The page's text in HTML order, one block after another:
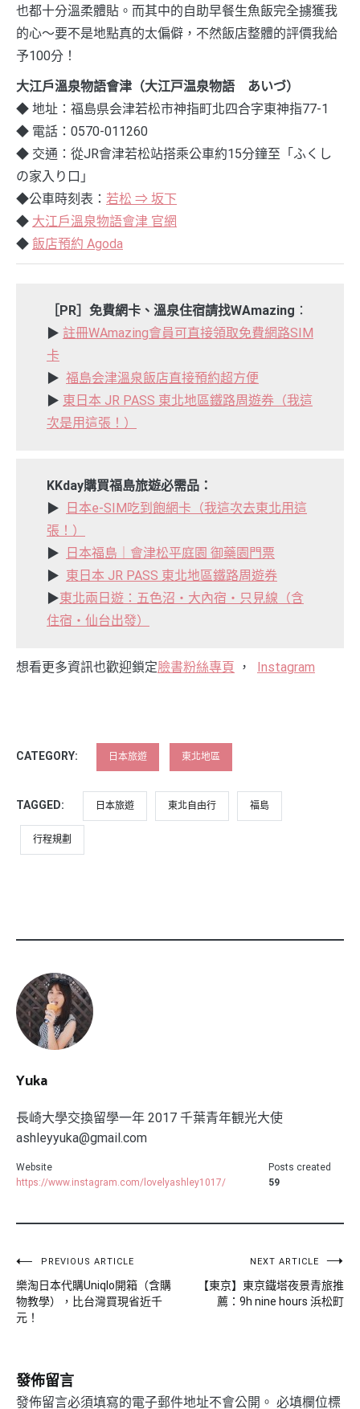
也都十分溫柔體貼。而其中的自助早餐生魚飯完全擄獲我
的心～要不是地點真的太偏僻，不然飯店整體的評價我給
予100分！
大江戶溫泉物語會津（大江戸温泉物語 あいづ）
◆ 地址：福島県会津若松市神指町北四合字東神指77-1
◆ 電話：0570-011260
◆ 交通：從JR會津若松站搭乘公車約15分鐘至「ふくし
の家入り口」
◆公車時刻表： 若松 ⇒ 坂下
◆ 大江戶溫泉物語會津 官網
◆ 飯店預約 Agoda
［PR］免費網卡、溫泉住宿請找WAmazing ：
▶︎ 註冊WAmazing會員可直接領取免費網路SIM
卡
▶︎ 福島会津溫泉飯店直接預約超方便
▶︎ 東日本 JR PASS 東北地區鐵路周遊券（我這
次是用這張！）
KKday購買福島旅遊必需品：
▶︎
日本e-SIM吃到飽網卡（我這次去東北用這
張！）
▶︎
日本福島｜會津松平庭園 御藥園門票
▶︎ 東日本 JR PASS 東北地區鐵路周遊券
▶︎東北兩日遊：五色沼・大內宿・只見線（含
住宿・仙台出發）
想看更多資訊也歡迎鎖定臉書粉絲專頁 ， Instagram
CATEGORY: 日本旅遊 東北地區
TAGGED: 日本旅遊 東北自由行 福島
行程規劃
Yuka
長崎大學交換留學一年 2017 千葉青年観光大使
ashleyyuka@gmail.com
Website
https://www.instagram.com/lovelyashley1017/
Posts created
59
文
章
導
PREVIOUS ARTICLE
樂淘日本代購Uniqlo開箱（含購
物教學），比台灣買現省近千
元！
NEXT ARTICLE
【東京】東京鐵塔夜景青旅推
薦：9h nine hours 浜松町
發佈留言
發佈留言必須填寫的電子郵件地址不會公開。 必填欄位標